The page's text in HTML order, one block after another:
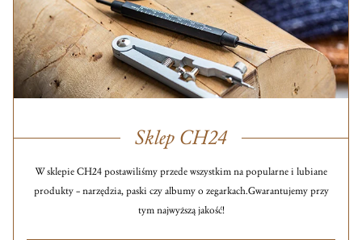
Sklep CH24
W sklepie CH24 postawiliśmy przede wszystkim na popularne i lubiane
produkty – narzędzia, paski czy albumy o zegarkach.Gwarantujemy przy
tym najwyższą jakość!